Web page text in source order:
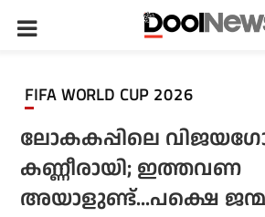
FIFA WORLD CUP 2026
ലോകകപ്പിലെ
കണ്ണീരായി; ഇത്തവണ
അയാളുണ്ട്...പക്ഷെ